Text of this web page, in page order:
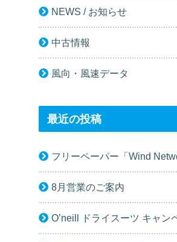
NEWS / お知らせ
中古情報
風向・風速データ
最近の投稿
フリーペーパー「Wind
8月営業のご案内
O’neill ドライスーツ キャン